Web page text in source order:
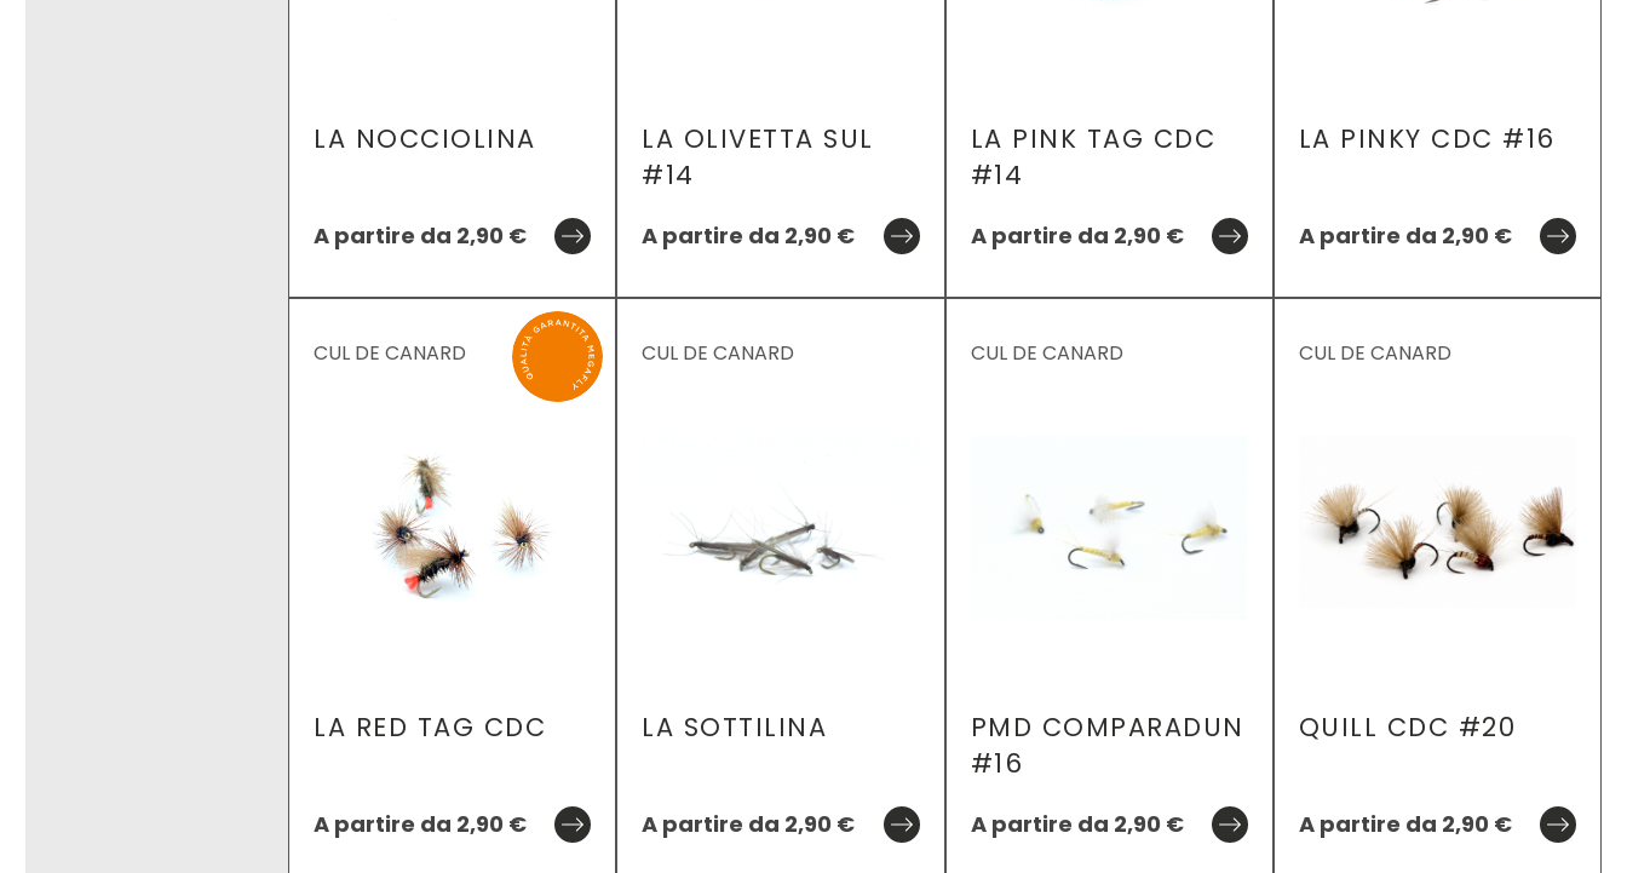
LA NOCCIOLINA
A partire da 2,90 €
LA OLIVETTA SUL
#14
A partire da 2,90 €
LA PINK TAG CDC
#14
A partire da 2,90 €
LA PINKY CDC #16
A partire da 2,90 €
CUL DE CANARD
LA RED TAG CDC
A partire da 2,90 €
CUL DE CANARD
LA SOTTILINA
A partire da 2,90 €
CUL DE CANARD
PMD COMPARADUN
#16
A partire da 2,90 €
CUL DE CANARD
QUILL CDC #20
A partire da 2,90 €